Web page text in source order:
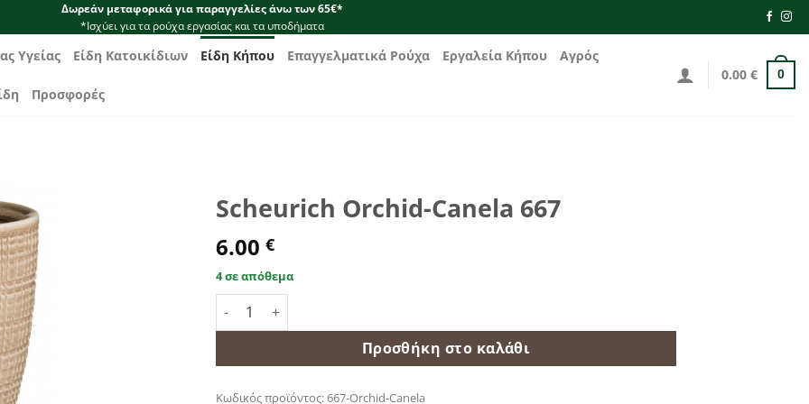
Δωρεάν μεταφορικά για παραγγελίες άνω των 65€*
*Ισχύει για τα ρούχα εργασίας και τα υποδήματα
Υγείας Είδη Κατοικίδιων Είδη Κήπου Επαγγελματικά Ρούχα Εργαλεία Κήπου Αγρός
Προσφορές
0.00€ 0
Scheurich Orchid-Canela 667
6.00 €
4 σε απόθεμα
Scheurich Orchid-Canela 667 ποσότητα
Προσθήκη στο καλάθι
Κωδικός προϊόντος:667-Orchid-Canela